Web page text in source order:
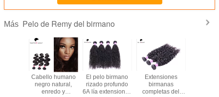
Más Pelo de Remy del birmano
Cabello humano
negro natural,
enredo y
El pelo birmano
rizado profundo
6A lía extensiones
Extensiones
birmanas
completas del